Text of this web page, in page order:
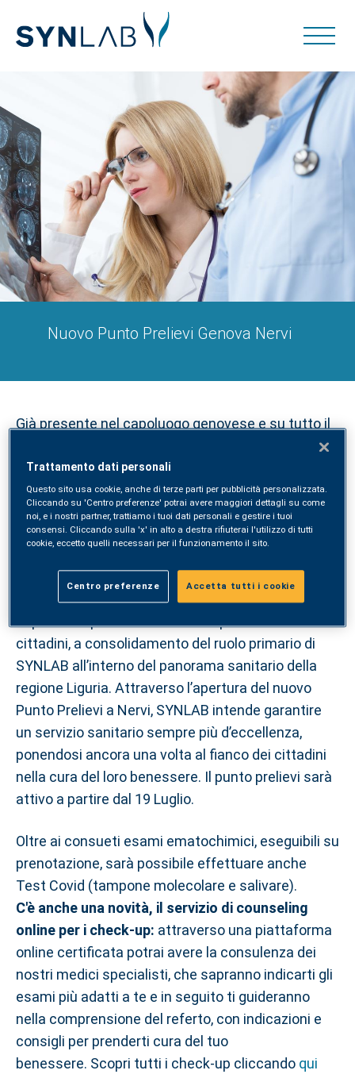
Nuovo Punto Prelievi Genova Nervi
Già presente nel capoluogo genovese e su tutto il
Poliambulatori, SYNLAB apre un nuovo Punto
Prelievi a Genova Nervi, presso NerviMedica in via
Marco Sala, 36/A.
Gianelli 75r, nel quartiere di Quinto, la zona del
Levante genovese si arricchisce di un altro
cittadini, a consolidamento del ruolo primario di
SYNLAB all’interno del panorama sanitario della
regione Liguria. Attraverso l’apertura del nuovo
Punto Prelievi a Nervi, SYNLAB intende garantire
un servizio sanitario sempre più d’eccellenza,
ponendosi ancora una volta al fianco dei cittadini
nella cura del loro benessere. Il punto prelievi sarà
attivo a partire dal 19 Luglio.
Oltre ai consueti esami ematochimici, eseguibili su
prenotazione, sarà possibile effettuare anche
Test Covid (tampone molecolare e salivare).
C'è anche una novità, il servizio di counseling
online per i check-up: attraverso una piattaforma
online certificata potrai avere la consulenza dei
nostri medici specialisti, che sapranno indicarti gli
esami più adatti a te e in seguito ti guideranno
nella comprensione del referto, con indicazioni e
consigli per prenderti cura del tuo
benessere. Scopri tutti i check-up cliccando qui
Trattamento dati personali
Questo sito usa cookie, anche di terze parti per pubblicità personalizzata.
Cliccando su 'Centro preferenze' potrai avere maggiori dettagli su come
noi, e i nostri partner, trattiamo i tuoi dati personali e gestire i tuoi
consensi. Cliccando sulla 'x' in alto a destra rifiuterai l'utilizzo di tutti
cookie, eccetto quelli necessari per il funzionamento il sito.
Centro preferenze Accetta tutti i cookie